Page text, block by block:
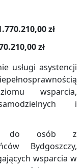
zł
zł
usługi asystencji
wsparcia,
i
do osób z
Bydgoszczy,
wsparcia w